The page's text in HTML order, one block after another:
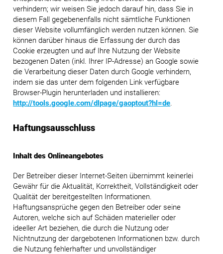
verhindern; wir weisen Sie jedoch darauf hin, dass Sie in
diesem Fall gegebenenfalls nicht sämtliche Funktionen
dieser Website vollumfänglich werden nutzen können. Sie
können darüber hinaus die Erfassung der durch das
Cookie erzeugten und auf Ihre Nutzung der Website
bezogenen Daten (inkl. Ihrer IP-Adresse) an Google sowie
die Verarbeitung dieser Daten durch Google verhindern,
indem sie das unter dem folgenden Link verfügbare
Browser-Plugin herunterladen und installieren:
http://tools.google.com/dlpage/gaoptout?hl=de.
Haftungsausschluss
Inhalt des Onlineangebotes
Der Betreiber dieser Internet-Seiten übernimmt keinerlei
Gewähr für die Aktualität, Korrektheit, Vollständigkeit oder
Qualität der bereitgestellten Informationen.
Haftungsansprüche gegen den Betreiber oder seine
Autoren, welche sich auf Schäden materieller oder
ideeller Art beziehen, die durch die Nutzung oder
Nichtnutzung der dargebotenen Informationen bzw. durch
die Nutzung fehlerhafter und unvollständiger